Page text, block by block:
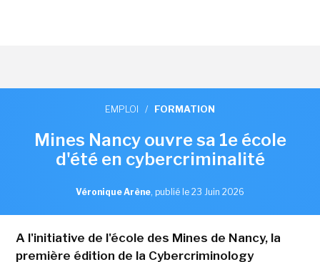
EMPLOI / FORMATION
Mines Nancy ouvre sa 1e école
d'été en cybercriminalité
Véronique Arène, publié le 23 Juin 2026
A l'initiative de l'école des Mines de Nancy, la
première édition de la Cybercriminology